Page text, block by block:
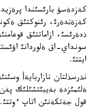
كةزدةسؤ بارئسئندا
كةزةثدةرئ، رئنوكتئق
ذدةرئسئ، ازاماتتئق
سونداي-اق ةلوردانئ
ايتتئ.
نذرسذلتان نازاربايةأ
ةلئمئزدة بةيبئتشئلئك
قول جةتكةنئن اتاپ ءوتتئ.